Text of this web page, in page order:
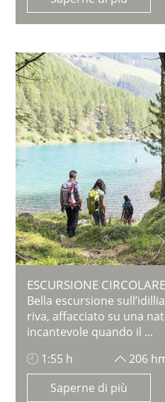
ESCURSIONE
Bella escursione
riva, affacciato su una
incantevole quando il ...
1:55 h
206
Saperne di più